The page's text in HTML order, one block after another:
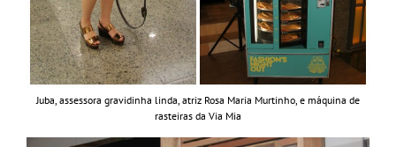
Juba, assessora gravidinha linda, atriz Rosa Maria Murtinho, e máquina de
rasteiras da Via Mia